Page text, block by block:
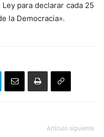
para declarar cada 25
la Democracia».
Artículo siguiente